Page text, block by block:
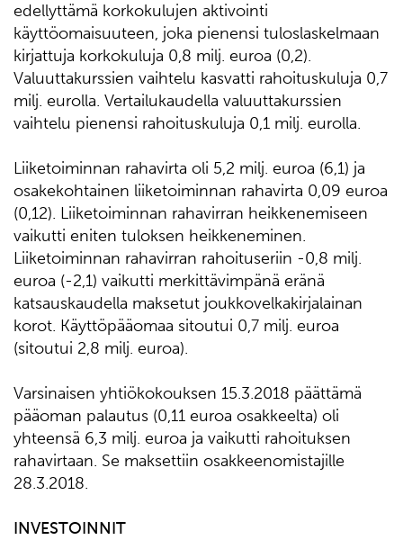
edellyttämä korkokulujen aktivointi
käyttöomaisuuteen, joka pienensi tuloslaskelmaan
kirjattuja korkokuluja 0,8 milj. euroa (0,2).
Valuuttakurssien vaihtelu kasvatti rahoituskuluja 0,7
milj. eurolla. Vertailukaudella valuuttakurssien
vaihtelu pienensi rahoituskuluja 0,1 milj. eurolla.
Liiketoiminnan rahavirta oli 5,2 milj. euroa (6,1) ja
osakekohtainen liiketoiminnan rahavirta 0,09 euroa
(0,12). Liiketoiminnan rahavirran heikkenemiseen
vaikutti eniten tuloksen heikkeneminen.
Liiketoiminnan rahavirran rahoituseriin -0,8 milj.
euroa (-2,1) vaikutti merkittävimpänä eränä
katsauskaudella maksetut joukkovelkakirjalainan
korot. Käyttöpääomaa sitoutui 0,7 milj. euroa
(sitoutui 2,8 milj. euroa).
Varsinaisen yhtiökokouksen 15.3.2018 päättämä
pääoman palautus (0,11 euroa osakkeelta) oli
yhteensä 6,3 milj. euroa ja vaikutti rahoituksen
rahavirtaan. Se maksettiin osakkeenomistajille
28.3.2018.
INVESTOINNIT